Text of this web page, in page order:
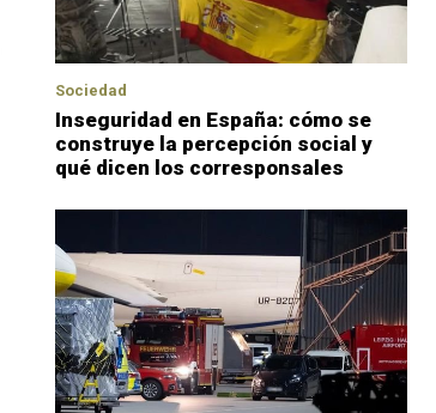
Sociedad
Inseguridad en España: cómo se
construye la percepción social y
qué dicen los corresponsales